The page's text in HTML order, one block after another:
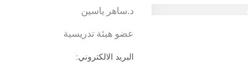
د.ساهر ياسين
عضو هيئة تدريسية
البريد الالكتروني: